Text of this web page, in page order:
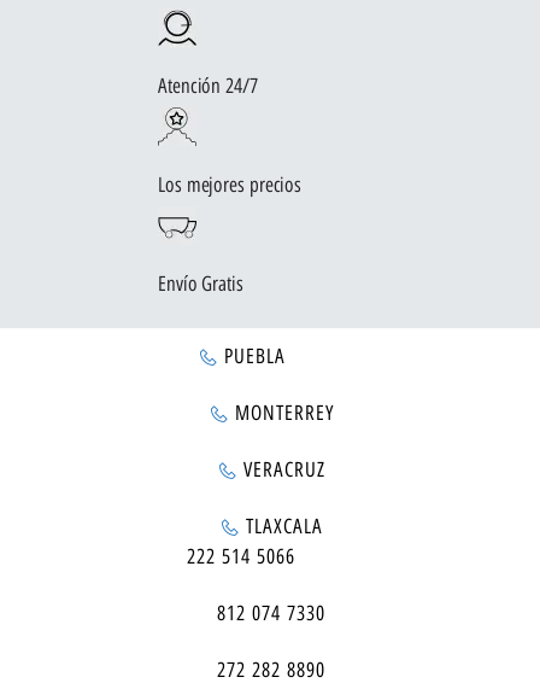
Atención 24/7
Los mejores precios
Envío Gratis
PUEBLA
MONTERREY
VERACRUZ
TLAXCALA
222 514 5066
812 074 7330
272 282 8890